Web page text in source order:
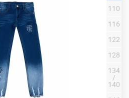
110
116
122
128
134
/
140